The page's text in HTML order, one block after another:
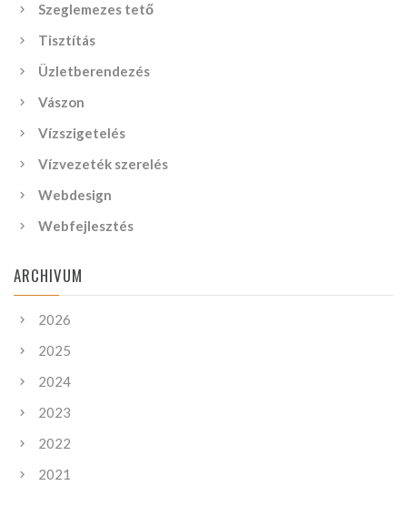
Szeglemezes tető
Tisztítás
Üzletberendezés
Vászon
Vízszigetelés
Vízvezeték szerelés
Webdesign
Webfejlesztés
ARCHIVUM
2026
2025
2024
2023
2022
2021